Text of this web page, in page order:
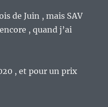
de Juin , mais SAV
, quand j’ai
, et pour un prix